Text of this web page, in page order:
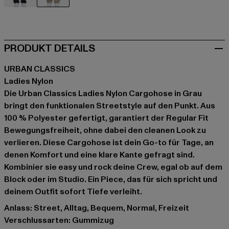
PRODUKT DETAILS
URBAN CLASSICS
Ladies Nylon
Die Urban Classics Ladies Nylon Cargohose in Grau
bringt den funktionalen Streetstyle auf den Punkt. Aus
100 % Polyester gefertigt, garantiert der Regular Fit
Bewegungsfreiheit, ohne dabei den cleanen Look zu
verlieren. Diese Cargohose ist dein Go-to für Tage, an
denen Komfort und eine klare Kante gefragt sind.
Kombinier sie easy und rock deine Crew, egal ob auf dem
Block oder im Studio. Ein Piece, das für sich spricht und
deinem Outfit sofort Tiefe verleiht.
Anlass: Street, Alltag, Bequem, Normal, Freizeit
Verschlussarten: Gummizug